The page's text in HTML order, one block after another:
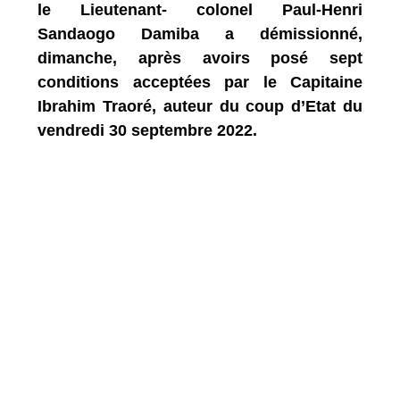
le Lieutenant- colonel Paul-Henri
Sandaogo Damiba a démissionné,
dimanche, après avoirs posé sept
conditions acceptées par le Capitaine
Ibrahim Traoré, auteur du coup d’Etat du
vendredi 30 septembre 2022.